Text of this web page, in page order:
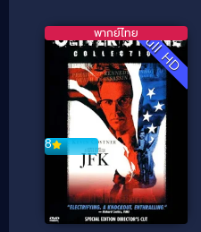
Full HD
8
พากย์ไทย